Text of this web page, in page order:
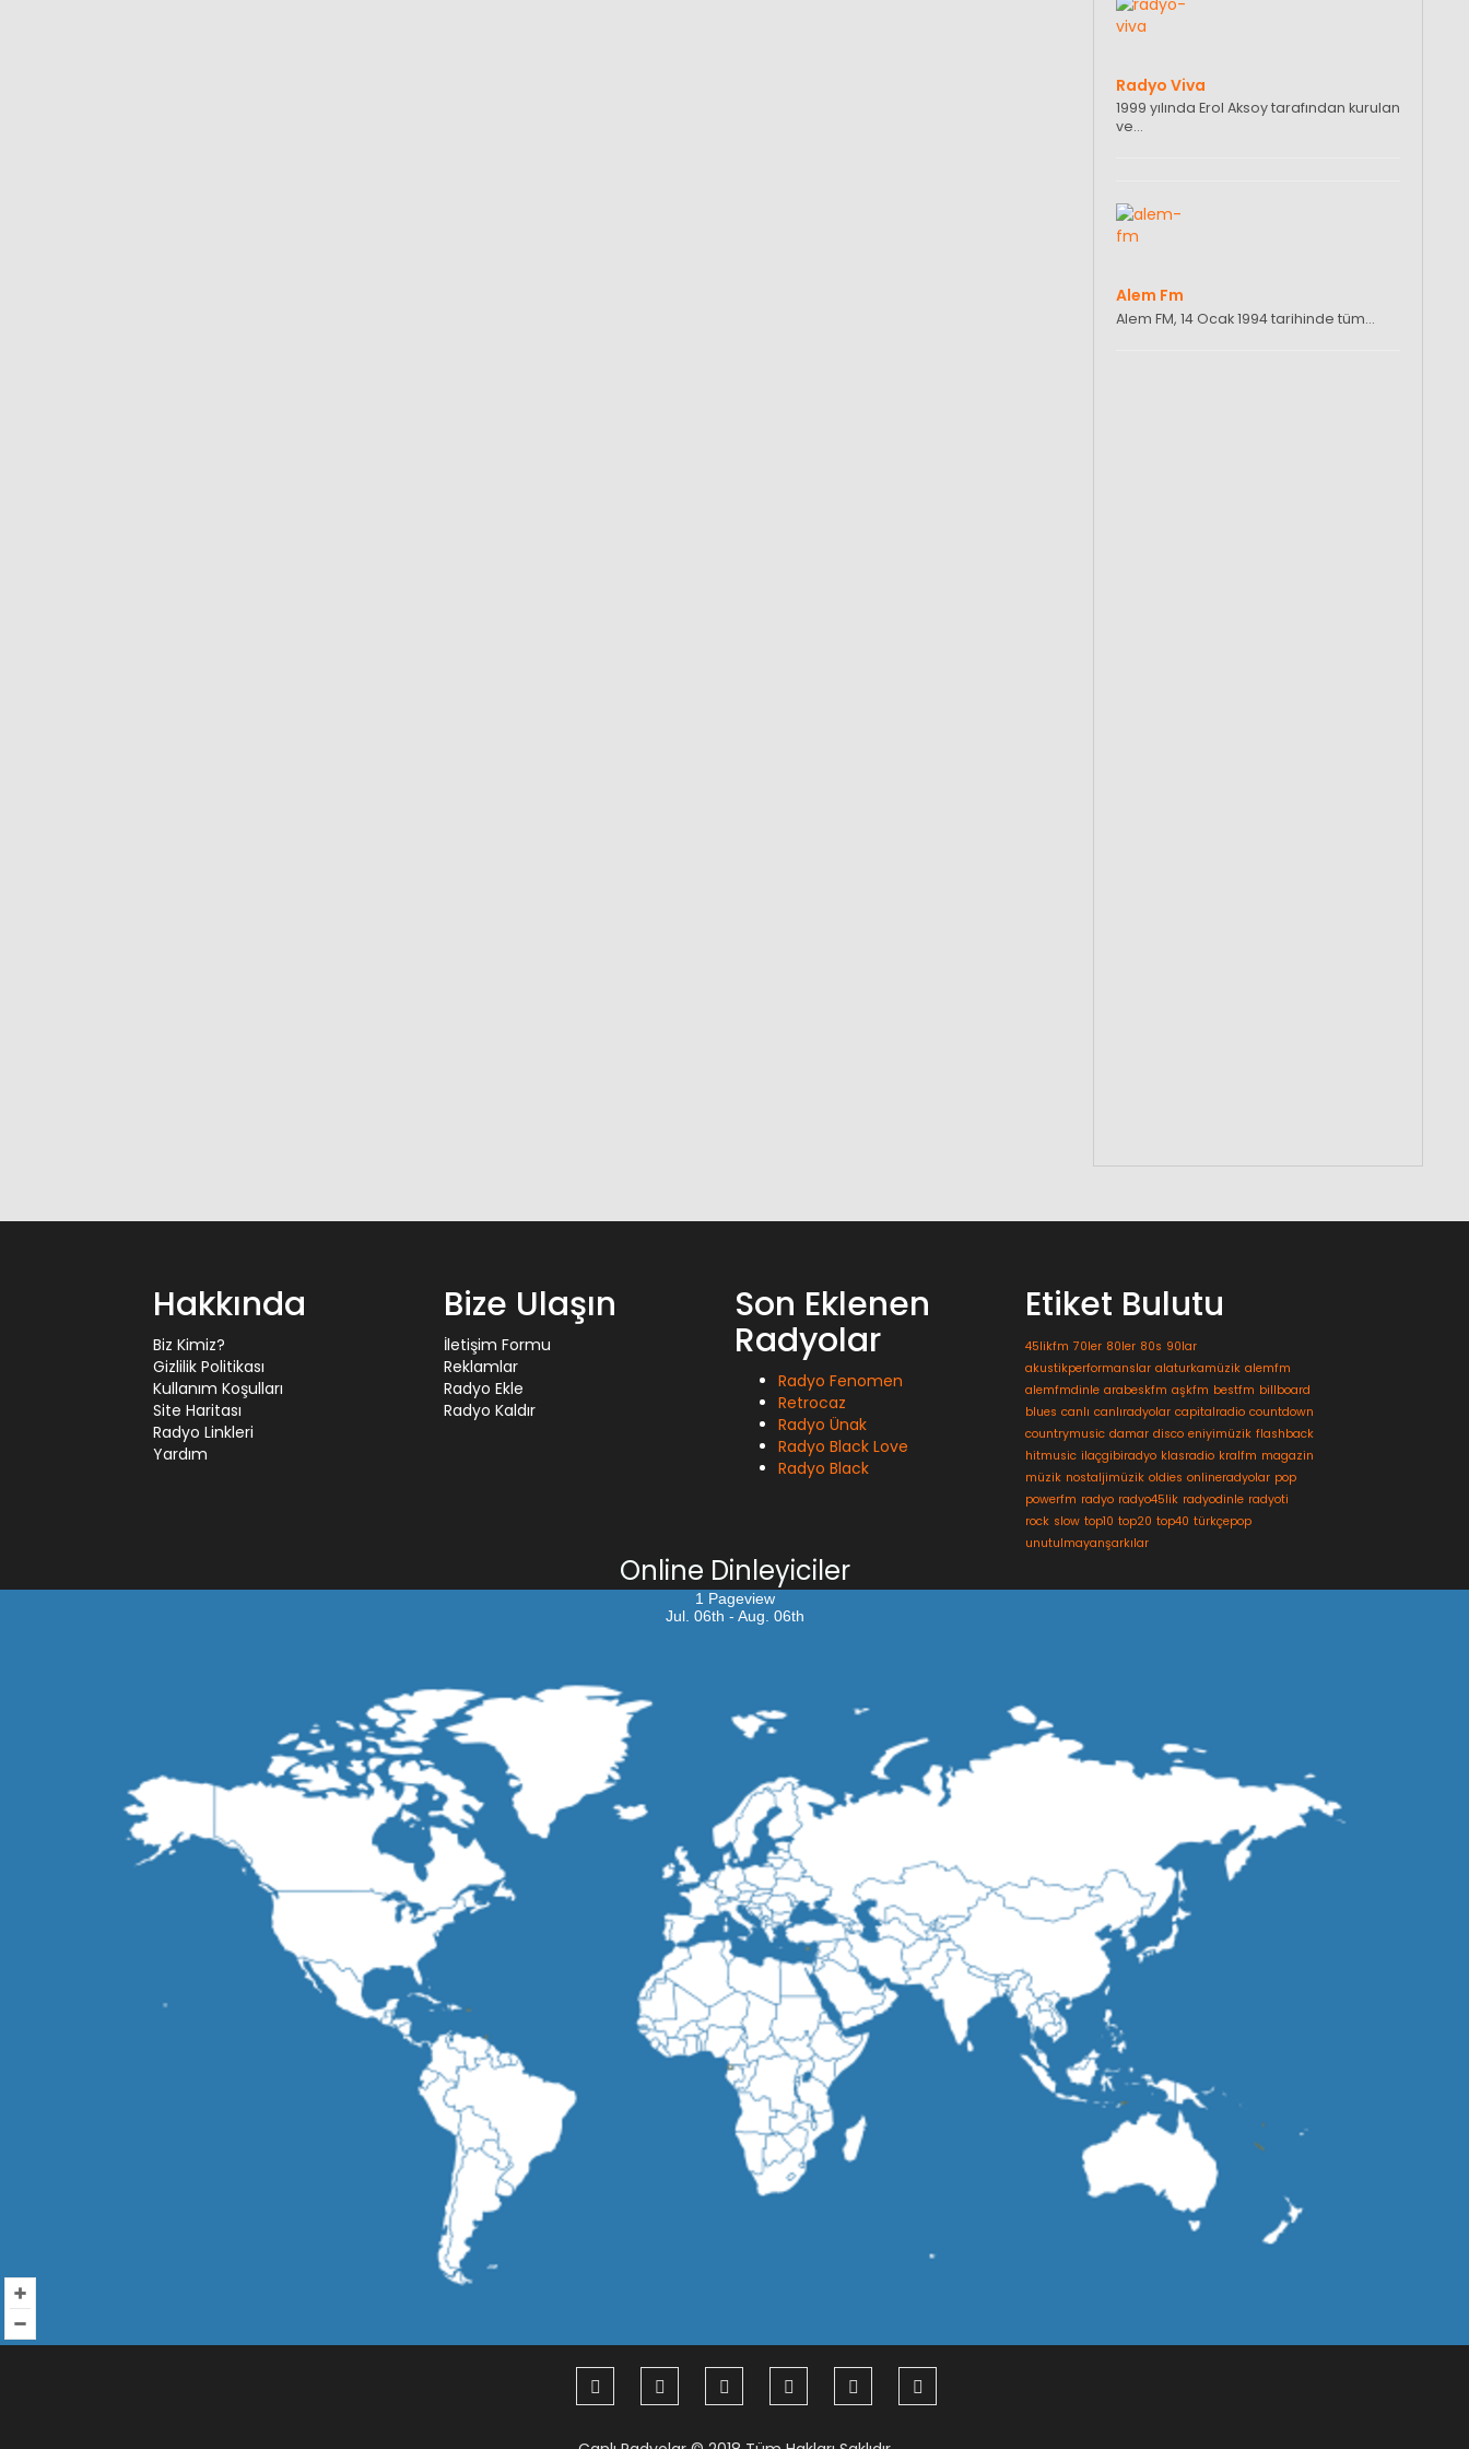
Radyo Viva
1999 yılında Erol Aksoy tarafından kurulan
ve…
Alem Fm
Alem FM, 14 Ocak 1994 tarihinde tüm…
Hakkında
Biz Kimiz?
Gizlilik Politikası
Kullanım Koşulları
Site Haritası
Radyo Linkleri
Yardım
Bize Ulaşın
İletişim Formu
Reklamlar
Radyo Ekle
Radyo Kaldır
Son Eklenen
Radyolar
Radyo Fenomen
Retrocaz
Radyo Ünak
Radyo Black Love
Radyo Black
Etiket Bulutu
45likfm 70ler 80ler 80s 90lar
akustikperformanslar alaturkamüzik alemfm
alemfmdinle arabeskfm aşkfm bestfm billboard
blues canlı canlıradyolar capitalradio countdown
countrymusic damar disco eniyimüzik flashback
hitmusic ilaçgibiradyo klasradio kralfm magazin
müzik nostaljimüzik oldies onlineradyolar pop
powerfm radyo radyo45lik radyodinle radyoti
rock slow top10 top20 top40 türkçepop
unutulmayanşarkılar
Online Dinleyiciler
1 Pageview
Jul. 06th - Aug. 06th